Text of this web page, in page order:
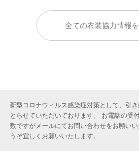
全ての衣装協力情報
新型コロナウィルス感染症対策として、引
とらせていただいております。 お電話の受
数ですがメールにてお問い合わせをお願い
うぞ宜しくお願いいたします。